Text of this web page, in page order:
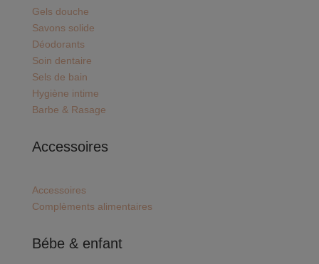
Gels douche
Savons solide
Déodorants
Soin dentaire
Sels de bain
Hygiène intime
Barbe & Rasage
Accessoires
Accessoires
Complèments alimentaires
Bébe & enfant